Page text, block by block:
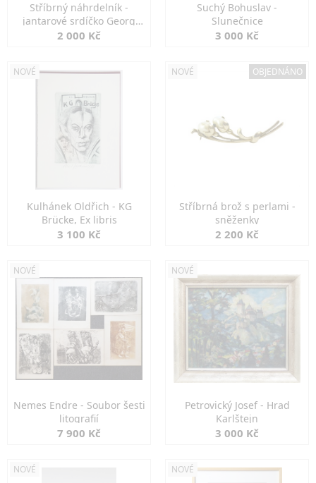
Stříbrný náhrdelník -
jantarové srdíčko Georg
Kramer
2 000 Kč
Suchý Bohuslav -
Slunečnice
3 000 Kč
NOVÉ
Kulhánek Oldřich - KG
Brücke, Ex libris
3 100 Kč
NOVÉ OBJEDNÁNO
Stříbrná brož s perlami -
sněženky
2 200 Kč
NOVÉ
Nemes Endre - Soubor šesti
litografií
7 900 Kč
NOVÉ
Petrovický Josef - Hrad
Karlštejn
3 000 Kč
NOVÉ NOVÉ